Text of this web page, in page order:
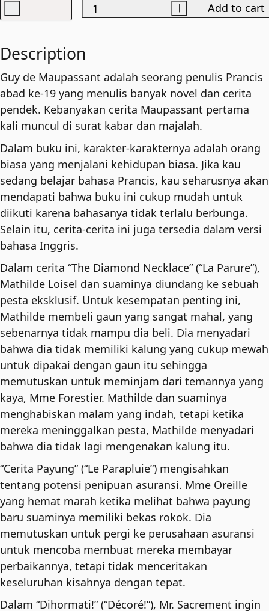
The
Necklace
and
Other
Stories
quantity
- + Add to cart
Description
Guy de Maupassant adalah seorang penulis Prancis
abad ke-19 yang menulis banyak novel dan cerita
pendek. Kebanyakan cerita Maupassant pertama
kali muncul di surat kabar dan majalah.
Dalam buku ini, karakter-karakternya adalah orang
biasa yang menjalani kehidupan biasa. Jika kau
sedang belajar bahasa Prancis, kau seharusnya akan
mendapati bahwa buku ini cukup mudah untuk
diikuti karena bahasanya tidak terlalu berbunga.
Selain itu, cerita-cerita ini juga tersedia dalam versi
bahasa Inggris.
Dalam cerita “The Diamond Necklace” (“La Parure”),
Mathilde Loisel dan suaminya diundang ke sebuah
pesta eksklusif. Untuk kesempatan penting ini,
Mathilde membeli gaun yang sangat mahal, yang
sebenarnya tidak mampu dia beli. Dia menyadari
bahwa dia tidak memiliki kalung yang cukup mewah
untuk dipakai dengan gaun itu sehingga
memutuskan untuk meminjam dari temannya yang
kaya, Mme Forestier. Mathilde dan suaminya
menghabiskan malam yang indah, tetapi ketika
mereka meninggalkan pesta, Mathilde menyadari
bahwa dia tidak lagi mengenakan kalung itu.
“Cerita Payung” (“Le Parapluie”) mengisahkan
tentang potensi penipuan asuransi. Mme Oreille
yang hemat marah ketika melihat bahwa payung
baru suaminya memiliki bekas rokok. Dia
memutuskan untuk pergi ke perusahaan asuransi
untuk mencoba membuat mereka membayar
perbaikannya, tetapi tidak menceritakan
keseluruhan kisahnya dengan tepat.
Dalam “Dihormati!” (“Décoré!”), Mr. Sacrement ingin